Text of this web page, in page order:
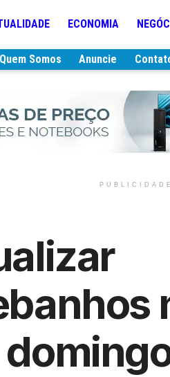
ECONOMIA
Quem Somos Anuncie
PUBLICIDADE